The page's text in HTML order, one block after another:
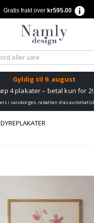
Gratis frakt over kr595.00
Gyldig til 9. august
4 plakater – betal kun for 2!
i varukorgen, rabatten dras
DYREPLAKATER